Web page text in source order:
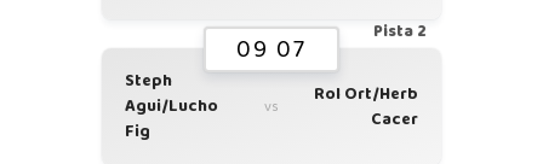
Pista 2
09 07
Steph
Agui/Lucho
Fig
vs
Rol Ort/Herb
Cacer